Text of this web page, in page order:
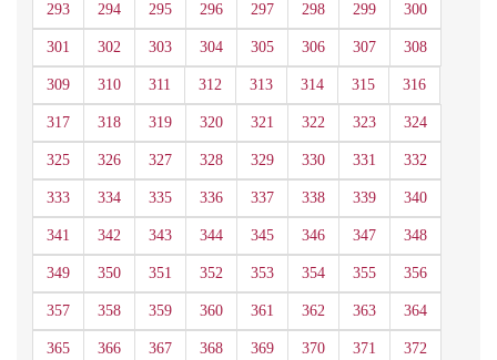
293 294 295 296 297 298 299 300
301 302 303 304 305 306 307 308
309 310 311 312 313 314 315 316
317 318 319 320 321 322 323 324
325 326 327 328 329 330 331 332
333 334 335 336 337 338 339 340
341 342 343 344 345 346 347 348
349 350 351 352 353 354 355 356
357 358 359 360 361 362 363 364
365 366 367 368 369 370 371 372